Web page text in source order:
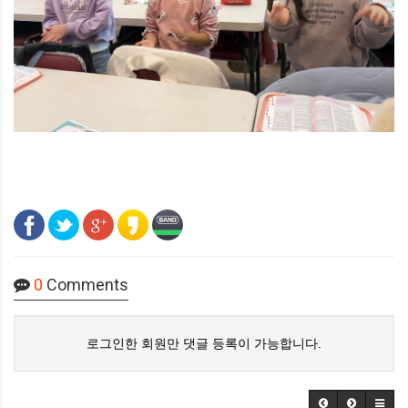
0 Comments
로그인한 회원만 댓글 등록이 가능합니다.